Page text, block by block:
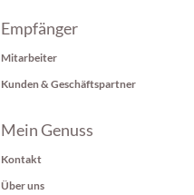
Empfänger
Mitarbeiter
Kunden & Geschäftspartner
Mein Genuss
Kontakt
Über uns